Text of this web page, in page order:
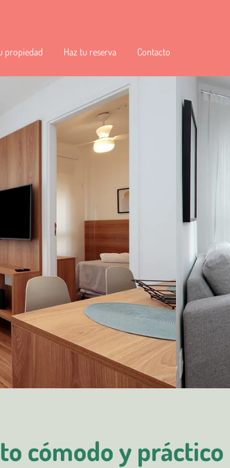
propiedad Haz tu reserva Contacto
cómodo y práctico